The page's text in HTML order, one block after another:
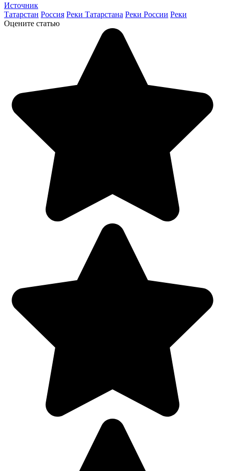
Источник
Татарстан Россия Реки Татарстана Реки России Реки
Оцените статью